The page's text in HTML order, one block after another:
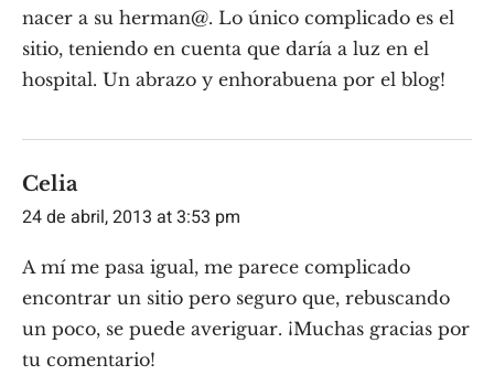
nacer a su herman@. Lo único complicado es el
sitio, teniendo en cuenta que daría a luz en el
hospital. Un abrazo y enhorabuena por el blog!
Celia
24 de abril, 2013 at 3:53 pm
A mí me pasa igual, me parece complicado
encontrar un sitio pero seguro que, rebuscando
un poco, se puede averiguar. ¡Muchas gracias por
tu comentario!